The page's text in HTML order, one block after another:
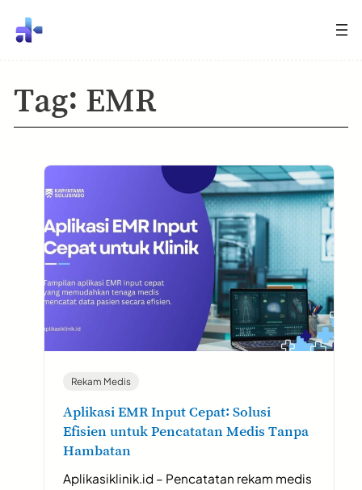
Tag: EMR
Rekam Medis
Aplikasi EMR Input Cepat: Solusi
Efisien untuk Pencatatan Medis Tanpa
Hambatan
Aplikasiklinik.id – Pencatatan rekam medis